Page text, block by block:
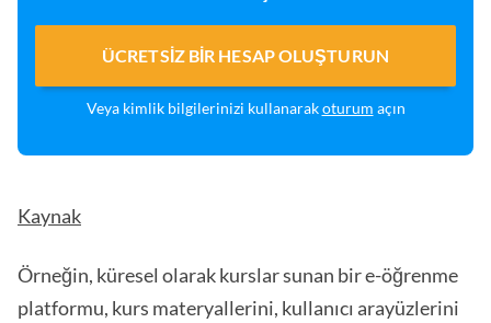
ÜCRETSIZ BIR HESAP OLUŞTURUN
Veya kimlik bilgilerinizi kullanarakoturum açın
Kaynak
Örneğin, küresel olarak kurslar sunan bir e-öğrenme
platformu, kurs materyallerini, kullanıcı arayüzlerini